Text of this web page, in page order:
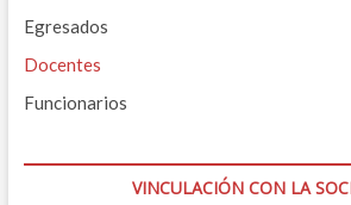
Egresados
Docentes
Funcionarios
VINCULACIÓN CON LA